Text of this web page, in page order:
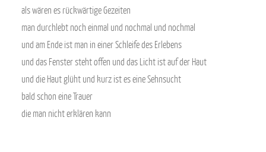
als wären es rückwärtige Gezeiten
man durchlebt noch einmal und nochmal und nochmal
und am Ende ist man in einer Schleife des Erlebens
und das Fenster steht offen und das Licht ist auf der Haut
und die Haut glüht und kurz ist es eine Sehnsucht
bald schon eine Trauer
die man nicht erklären kann